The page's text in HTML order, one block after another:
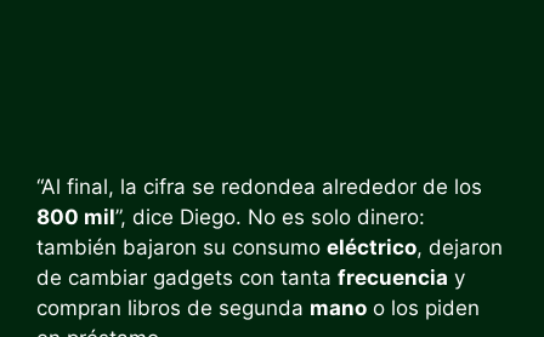
“Al final, la cifra se redondea alrededor de los
800 mil”, dice Diego. No es solo dinero:
también bajaron su consumo eléctrico, dejaron
de cambiar gadgets con tanta frecuencia y
compran libros de segunda mano o los piden